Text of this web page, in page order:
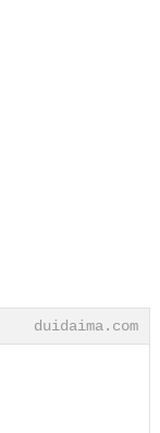
duidaima.com